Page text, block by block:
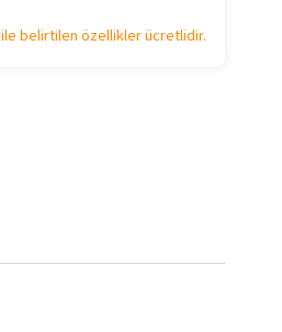
ile belirtilen özellikler ücretlidir.